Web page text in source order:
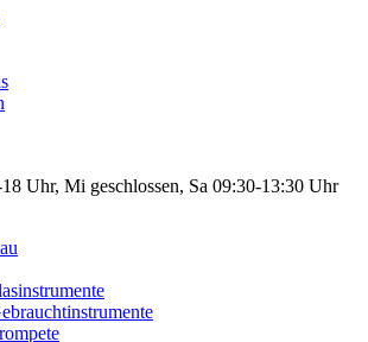
Uhr, Mi geschlossen, Sa 09:30-13:30 Uhr